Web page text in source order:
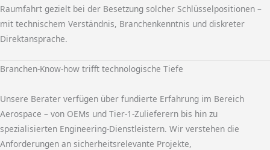
Raumfahrt gezielt bei der Besetzung solcher Schlüsselpositionen –
mit technischem Verständnis, Branchenkenntnis und diskreter
Direktansprache.
Branchen-Know-how trifft technologische Tiefe
Unsere Berater verfügen über fundierte Erfahrung im Bereich
Aerospace – von OEMs und Tier-1-Zulieferern bis hin zu
spezialisierten Engineering-Dienstleistern. Wir verstehen die
Anforderungen an sicherheitsrelevante Projekte,